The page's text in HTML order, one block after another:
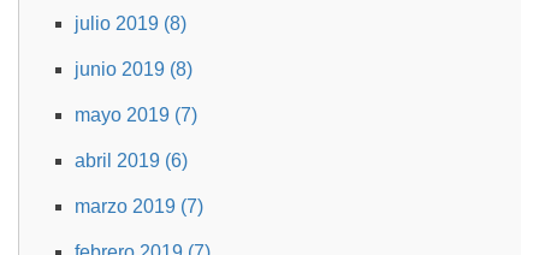
julio 2019 (8)
junio 2019 (8)
mayo 2019 (7)
abril 2019 (6)
marzo 2019 (7)